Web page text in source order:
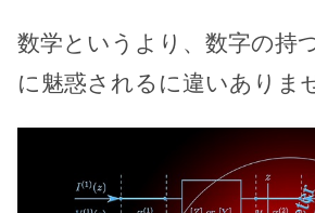
数学というより、数字の持
に魅惑されるに違いありま